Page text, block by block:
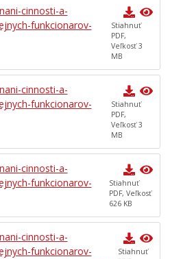
Kežmarok
obcí a samosprávnych
cinnosti-a-
funkcionarov-
Stiahnuť
PDF,
Veľkosť 3
MB
cinnosti-a-
funkcionarov-
Stiahnuť
PDF,
Veľkosť 3
MB
cinnosti-a-
funkcionarov-
Stiahnuť
PDF, Veľkosť
626 KB
cinnosti-a-
funkcionarov-
Stiahnuť